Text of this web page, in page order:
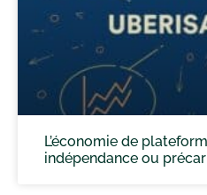
L’économie de
indépendance ou